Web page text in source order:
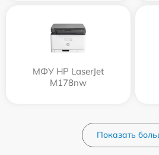
МФУ HP LaserJet
M178nw
Показать